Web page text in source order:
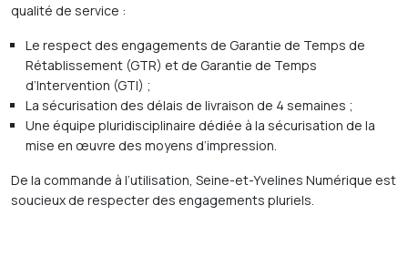
qualité de service :
Le respect des engagements de Garantie de Temps de
Rétablissement (GTR) et de Garantie de Temps
d’Intervention (GTI) ;
La sécurisation des délais de livraison de 4 semaines ;
Une équipe pluridisciplinaire dédiée à la sécurisation de la
mise en œuvre des moyens d’impression.
De la commande à l’utilisation, Seine-et-Yvelines Numérique est
soucieux de respecter des engagements pluriels.